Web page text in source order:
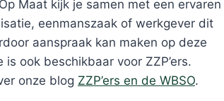
Maat kijk je samen met een ervaren
eenmanszaak of werkgever dit
aanspraak kan maken op deze
ook beschikbaar voor ZZP’ers.
onze blog ZZP’ers en de WBSO.